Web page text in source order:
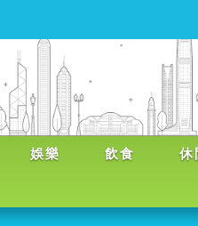
娛樂 飲食 休